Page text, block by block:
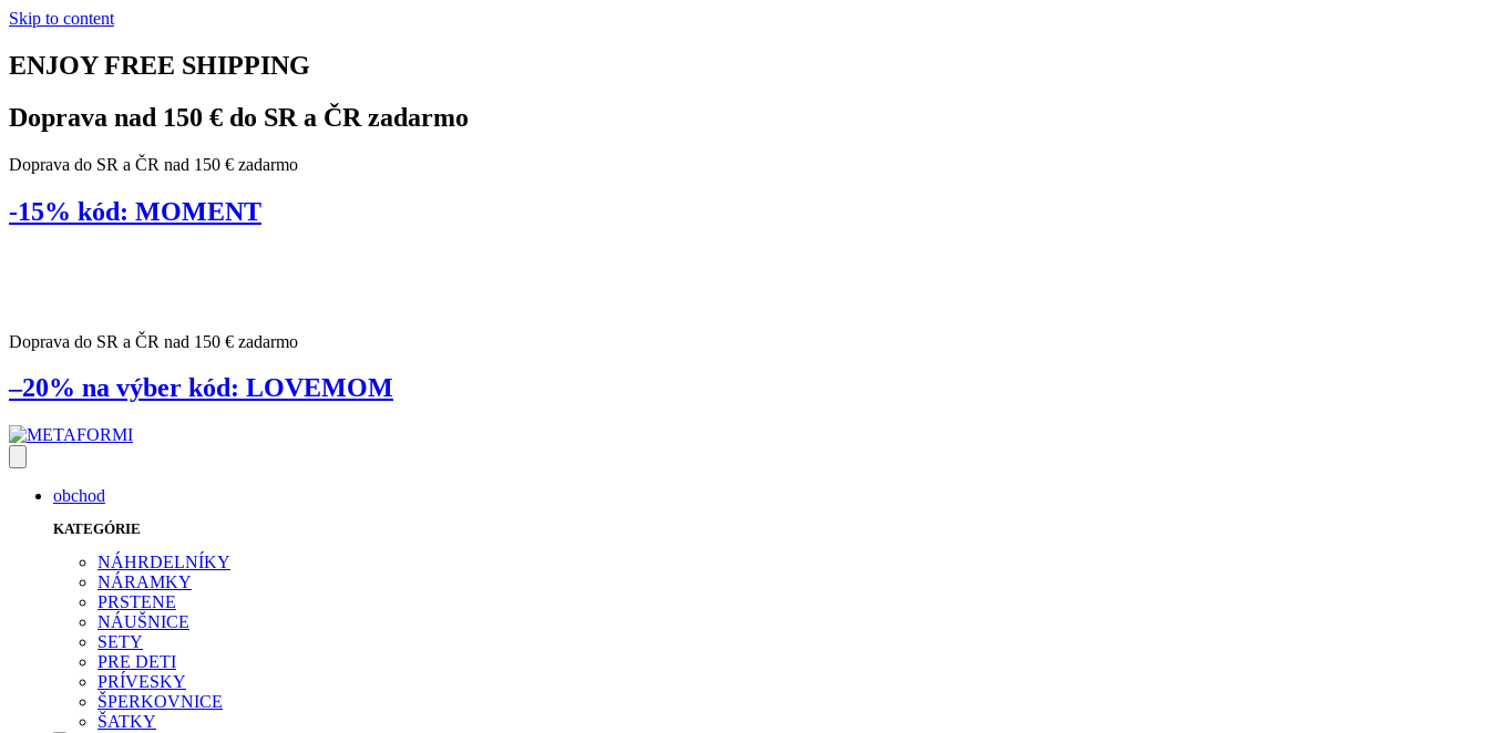
Skip to content
ENJOY FREE SHIPPING
Doprava nad 150 € do SR a ČR zadarmo
Doprava do SR a ČR nad 150 € zadarmo
-15% kód: MOMENT
Doprava do SR a ČR nad 150 € zadarmo
–20% na výber kód: LOVEMOM
obchod
KATEGÓRIE
NÁHRDELNÍKY
NÁRAMKY
PRSTENE
NÁUŠNICE
SETY
PRE DETI
PRÍVESKY
ŠPERKOVNICE
ŠATKY